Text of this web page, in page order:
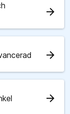
arrow_forward
arrow_forward
arrow_forward